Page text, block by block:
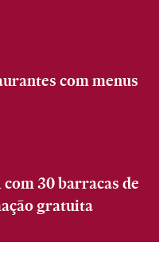
com menus
30 barracas de
gratuita